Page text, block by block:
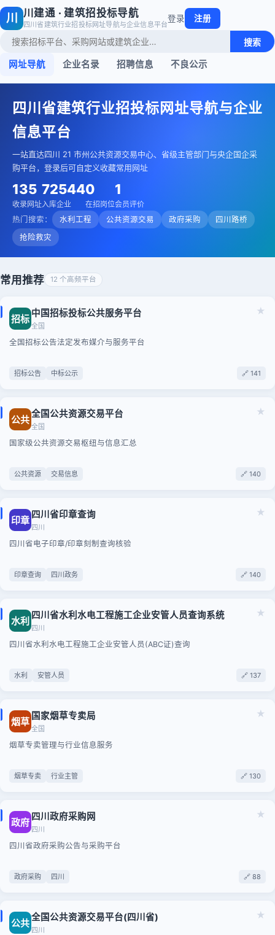
川 川建通 · 建筑招投标导航
四川省建筑行业招投标网址导航与企业信息平台
搜索
网址导航 企业名录 招聘信息 不良公示
登录 注册
四川省建筑行业招投标网址导航与企业
信息平台
一站直达四川 21 市州公共资源交易中心、省级主管部门与央企国企采
购平台，登录后可自定义收藏常用网址
135
收录网址
72544
入库企业
0
在招岗位
1
会员评价
热门搜索：
水利工程 公共资源交易 政府采购
四川路桥
抢险救灾
常用推荐 12 个高频平台
★
招标 中国招标投标公共服务平台
全国
全国招标公告法定发布媒介与服务平台
招标公告 中标公示 🔗 141
★
公共全国公共资源交易平台
全国
国家级公共资源交易枢纽与信息汇总
公共资源 交易信息 🔗 140
★
印章 四川省印章查询
四川
四川省电子印章/印章刻制查询核验
印章查询 四川政务 🔗 140
★
水利 四川省水利水电工程施工企业安管人员查询系统
四川
四川省水利水电工程施工企业安管人员(ABC证)查询
水利 安管人员 🔗 137
★
烟草 国家烟草专卖局
全国
烟草专卖管理与行业信息服务
烟草专卖 行业主管 🔗 130
★
政府 四川政府采购网
四川
四川省政府采购公告与采购平台
政府采购 四川 🔗 88
★
公共全国公共资源交易平台(四川省)
四川